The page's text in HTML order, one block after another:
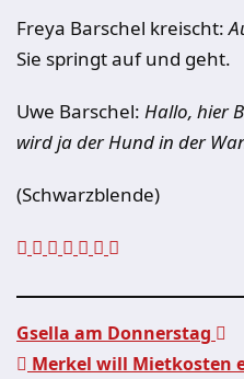
Freya Barschel kreischt:
Sie springt auf und geht.
Uwe Barschel: Hallo, hier
wird ja der Hund in der
(Schwarzblende)
Gsella am Donnerstag
Merkel will Mietkosten